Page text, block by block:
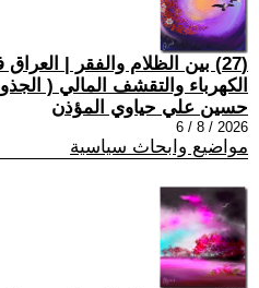
(27) بين الظلام والفقر |
الكهرباء والتقشف المالي (
حسين علي حياوي المؤذن
2026 / 8 / 6
مواضيع وابحاث سياسية